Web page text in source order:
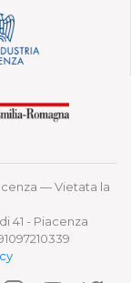
— Vietata la
41 - Piacenza